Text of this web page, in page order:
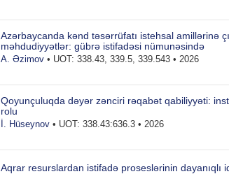
Azərbaycanda kənd təsərrüfatı istehsal amillərinə
məhdudiyyətlər: gübrə istifadəsi nümunəsində
A. Əzimov• UOT: 338.43, 339.5, 339.543 • 2026
Qoyunçuluqda dəyər zənciri rəqabət qabiliyyəti:
rolu
İ. Hüseynov• UOT: 338.43:636.3 • 2026
Aqrar resurslardan istifadə proseslərinin dayanıqlı